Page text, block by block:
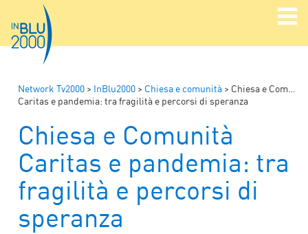
Network Tv2000 > InBlu2000 > Chiesa e comunità > Chiesa e Comunità
Caritas e pandemia: tra fragilità e percorsi di speranza
Chiesa e Comunità
Caritas e pandemia: tra
fragilità e percorsi di
speranza